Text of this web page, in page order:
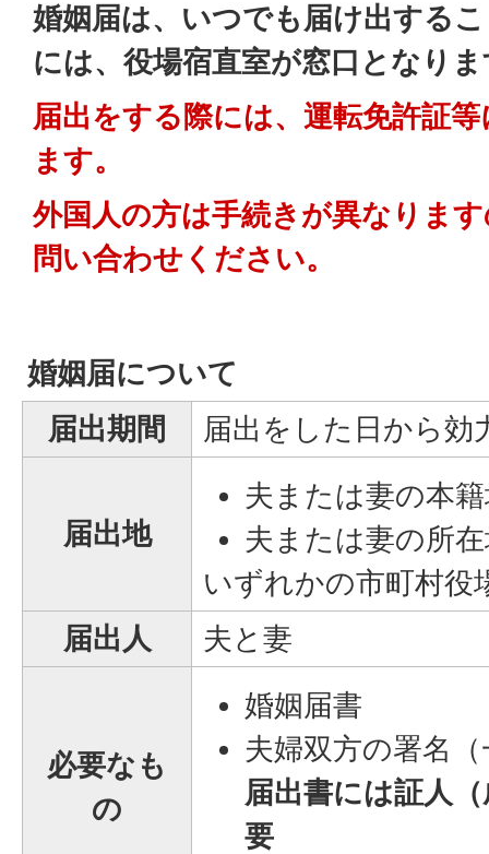
婚姻届は、いつでも届け出する
には、役場宿直室が窓口となり
届出をする際には、運転免許証
ます。
外国人の方は手続きが異なりま
問い合わせください。
婚姻届について
届出期間
届出をした日から効
届出地
夫または妻の本
夫または妻の所
いずれかの市町村役
届出人
夫と妻
必要なも
の
婚姻届書
夫婦双方の署名
届出書には証人
要